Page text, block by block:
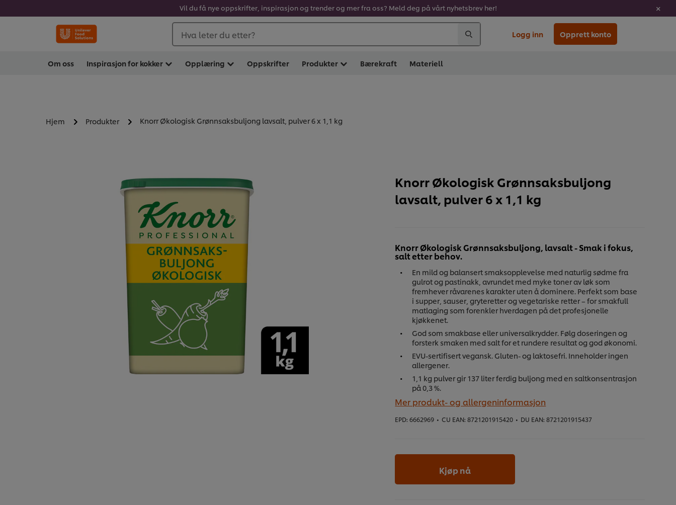
Vil du få nye oppskrifter, inspirasjon og trender og mer fra oss? Meld deg på vårt nyhetsbrev her!
Hva leter du etter? Logg inn Opprett konto
Om oss Inspirasjon for kokker Opplæring Oppskrifter Produkter Bærekraft Materiell
Hjem Produkter Knorr Økologisk Grønnsaksbuljong lavsalt, pulver 6 x 1,1 kg
Knorr Økologisk Grønnsaksbuljong
lavsalt, pulver 6 x 1,1 kg
Knorr Økologisk Grønnsaksbuljong, lavsalt - Smak i fokus,
salt etter behov.
En mild og balansert smaksopplevelse med naturlig sødme fra
gulrot og pastinakk, avrundet med myke toner av løk som
fremhever råvarenes karakter uten å dominere. Perfekt som base
i supper, sauser, gryteretter og vegetariske retter – for smakfull
matlaging som forenkler hverdagen på det profesjonelle
kjøkkenet.
God som smakbase eller universalkrydder. Følg doseringen og
forsterk smaken med salt for et rundere resultat og god økonomi.
EVU-sertifisert vegansk. Gluten- og laktosefri. Inneholder ingen
allergener.
1,1 kg pulver gir 137 liter ferdig buljong med en saltkonsentrasjon
på 0,3 %.
Mer produkt- og allergeninformasjon
EPD: 6662969 • CU EAN: 8721201915420 • DU EAN: 8721201915437
Kjøp nå